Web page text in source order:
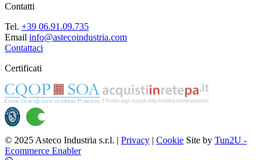
Contatti
Tel. +39 06.91.09.735
Email info@astecoindustria.com
Contattaci
Certificati
© 2025 Asteco Industria s.r.l. | Privacy | Cookie Site by Tun2U -
Ecommerce Enabler